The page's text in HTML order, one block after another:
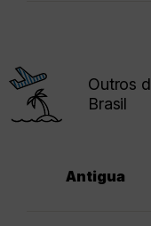
Outros
Brasil
Antigua